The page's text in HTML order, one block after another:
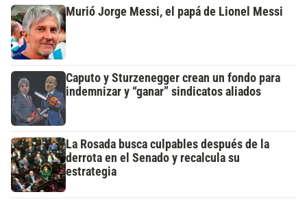
Murió Jorge Messi, el papá de Lionel Messi
Caputo y Sturzenegger crean un fondo para
indemnizar y “ganar” sindicatos aliados
La Rosada busca culpables después de la
derrota en el Senado y recalcula su
estrategia